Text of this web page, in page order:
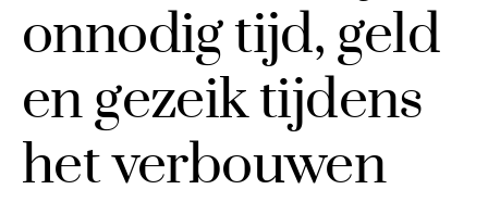
onnodig tijd, geld
en gezeik tijdens
het verbouwen